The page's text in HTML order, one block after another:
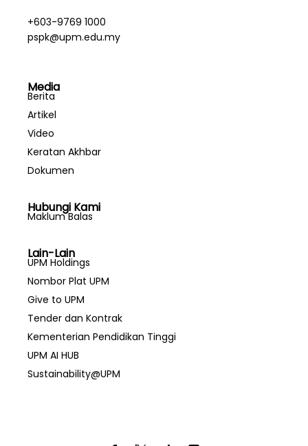
+603-9769 1000
pspk@upm.edu.my
Media
Berita
Artikel
Video
Keratan Akhbar
Dokumen
Hubungi Kami
Maklum Balas
Lain-Lain
UPM Holdings
Nombor Plat UPM
Give to UPM
Tender dan Kontrak
Kementerian Pendidikan Tinggi
UPM AI HUB
Sustainability@UPM